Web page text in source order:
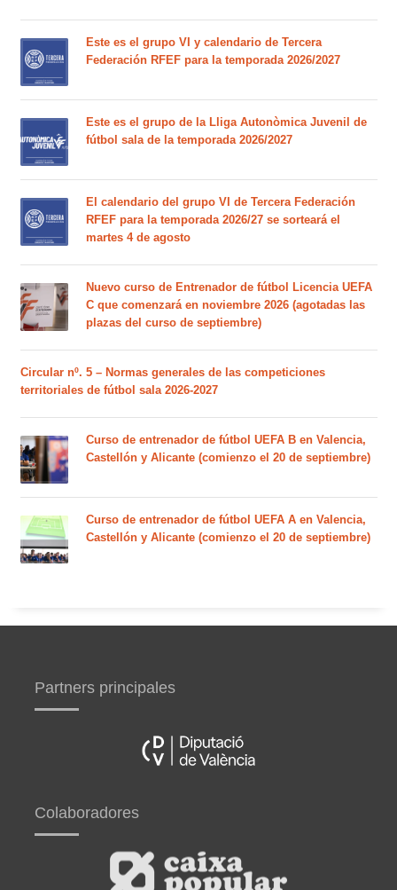
Este es el grupo VI y calendario de Tercera
Federación RFEF para la temporada 2026/2027
Este es el grupo de la Lliga Autonòmica Juvenil de
fútbol sala de la temporada 2026/2027
El calendario del grupo VI de Tercera Federación
RFEF para la temporada 2026/27 se sorteará el
martes 4 de agosto
Nuevo curso de Entrenador de fútbol Licencia UEFA
C que comenzará en noviembre 2026 (agotadas las
plazas del curso de septiembre)
Circular nº. 5 – Normas generales de las competiciones
territoriales de fútbol sala 2026-2027
Curso de entrenador de fútbol UEFA B en Valencia,
Castellón y Alicante (comienzo el 20 de septiembre)
Curso de entrenador de fútbol UEFA A en Valencia,
Castellón y Alicante (comienzo el 20 de septiembre)
Partners principales
Colaboradores